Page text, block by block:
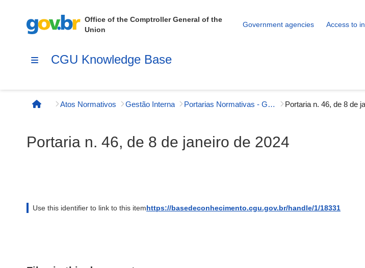
Office of the Comptroller General of the
Union
Government agencies Access to
CGU Knowledge Base
Página inicial
Atos Normativos Gestão Interna Portarias Normativas - Gestão Interna
Portaria n. 46, de 8 de janeiro de 2024
Use this identifier to link to this itemhttps://basedeconhecimento.cgu.gov.br/handle/1/18331